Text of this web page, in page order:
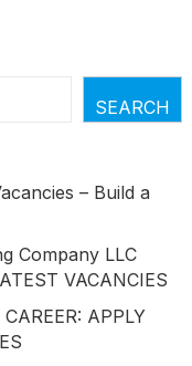
SEARCH
– Build a
Company LLC
VACANCIES
APPLY